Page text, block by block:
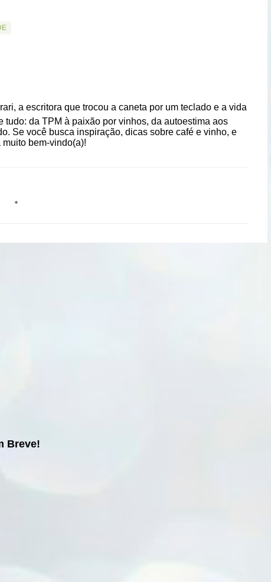
a escritora que trocou a caneta por um teclado e a vida
da TPM à paixão por vinhos, da autoestima aos
Se você busca inspiração, dicas sobre café e vinho, e
bem-vindo(a)!
Breve!